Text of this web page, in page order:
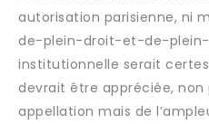
autorisation parisienne, ni
de-plein-droit-et-de-plein-
institutionnelle serait
devrait être appréciée,
appellation mais de